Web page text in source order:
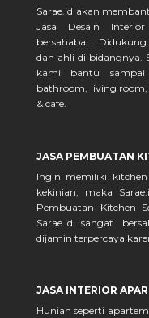
Sarae.id akan
Jasa Desain
bersahabat.
dan ahli di bidangnya.
kami bantu
bathroom, living room,
& cafe.
JASA PEMBUATAN
Ingin memiliki kitchen
kekinian, maka
Pembuatan Kitchen
Sarae.id sangat
dijamin terpercaya
JASA INTERIOR
Hunian seperti